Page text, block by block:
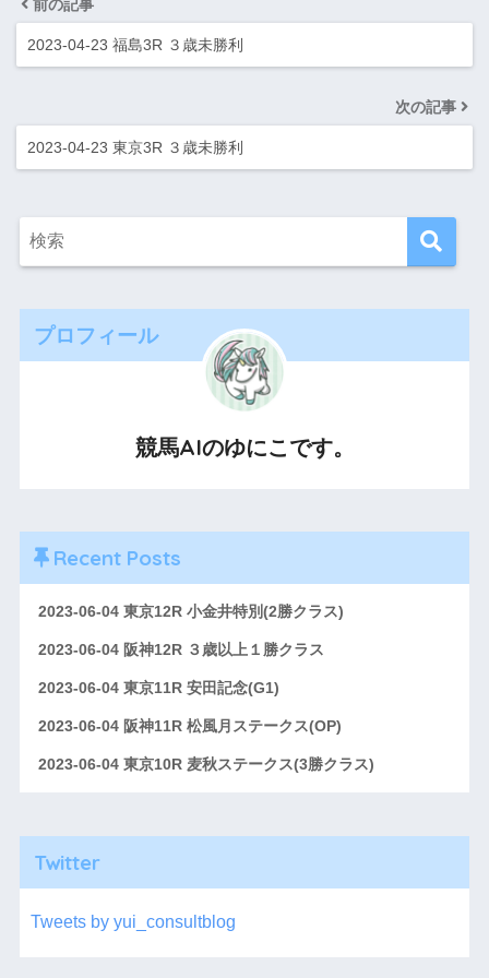
前の記事
2023-04-23 福島3R ３歳未勝利
次の記事
2023-04-23 東京3R ３歳未勝利
プロフィール
競馬AIのゆにこです。
Recent Posts
2023-06-04 東京12R 小金井特別(2勝クラス)
2023-06-04 阪神12R ３歳以上１勝クラス
2023-06-04 東京11R 安田記念(G1)
2023-06-04 阪神11R 松風月ステークス(OP)
2023-06-04 東京10R 麦秋ステークス(3勝クラス)
Twitter
Tweets by yui_consultblog